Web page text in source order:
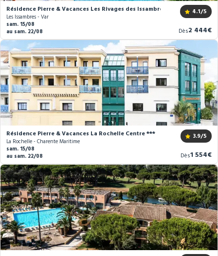
Résidence Pierre & Vacances Les Rivages des Issambres
Les Issambres - Var
4.1/5
sam. 15/08
au sam. 22/08
DèsNouveau
prix
2 444€
Résidence Pierre & Vacances La Rochelle Centre ***
La Rochelle - Charente Maritime
3.9/5
sam. 15/08
au sam. 22/08
DèsNouveau
prix
1 554€